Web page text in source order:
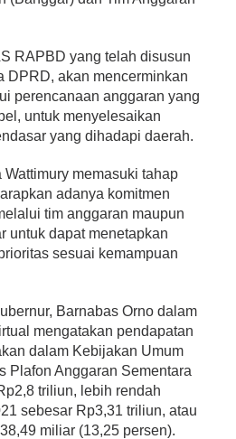
RAPBD yang telah disusun
DPRD, akan mencerminkan
perencanaan anggaran yang
untuk menyelesaikan
yang dihadapi daerah.
memasuki tahap
adanya komitmen
tim anggaran maupun
untuk dapat menetapkan
sesuai kemampuan
Barnabas Orno dalam
mengatakan pendapatan
dalam Kebijakan Umum
Plafon Anggaran Sementara
triliun, lebih rendah
sebesar Rp3,31 triliun, atau
miliar (13,25 persen).